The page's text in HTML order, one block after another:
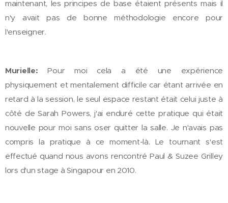
maintenant, les principes de base étaient présents mais il
n'y avait pas de bonne méthodologie encore pour
l'enseigner.
Murielle: Pour moi cela a été une expérience
physiquement et mentalement difficile car étant arrivée en
retard à la session, le seul espace restant était celui juste à
côté de Sarah Powers, j'ai enduré cette pratique qui était
nouvelle pour moi sans oser quitter la salle. Je n'avais pas
compris la pratique à ce moment-là. Le tournant s'est
effectué quand nous avons rencontré Paul & Suzee Grilley
lors d'un stage à Singapour en 2010.